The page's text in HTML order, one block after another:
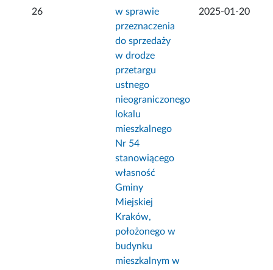
26
w sprawie
przeznaczenia
do sprzedaży
w drodze
przetargu
ustnego
nieograniczonego
lokalu
mieszkalnego
Nr 54
stanowiącego
własność
Gminy
Miejskiej
Kraków,
położonego w
budynku
mieszkalnym w
2025-01-20